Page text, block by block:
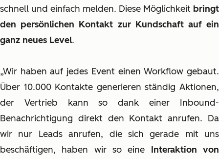
schnell und einfach melden. Diese Möglichkeit bringt
den persönlichen Kontakt zur Kundschaft auf ein
ganz neues Level.
„Wir haben auf jedes Event einen Workflow gebaut.
Über 10.000 Kontakte generieren ständig Aktionen,
der Vertrieb kann so dank einer Inbound-
Benachrichtigung direkt den Kontakt anrufen. Da
wir nur Leads anrufen, die sich gerade mit uns
beschäftigen, haben wir so eine Interaktion von